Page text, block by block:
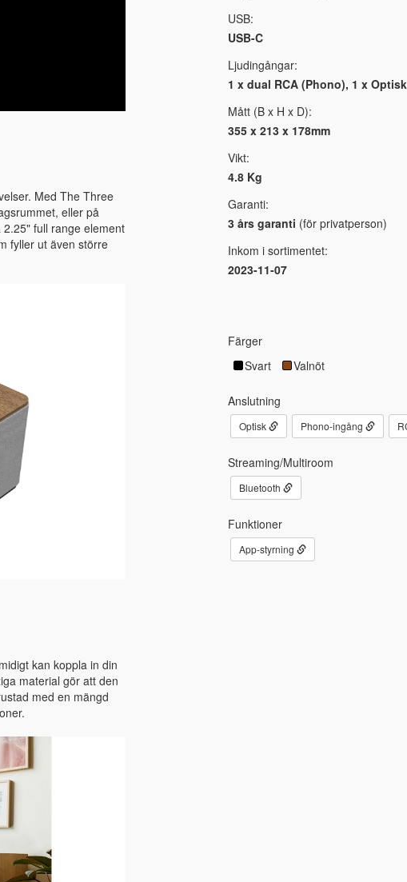
Med The Three
eller på
full range element
fyller ut även större
kan koppla in din
material gör att den
med en mängd
USB:
USB-C
Ljudingångar:
1 x dual RCA (Phono), 1 x Optisk
Mått (B x H x D):
355 x 213 x 178mm
Vikt:
4.8 Kg
Garanti:
3 års garanti (för privatperson)
Inkom i sortimentet:
2023-11-07
Färger
Svart
Valnöt
Anslutning
Optisk Phono-ingång
Streaming/Multiroom
Bluetooth
Funktioner
App-styrning